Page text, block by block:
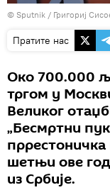
© Sputnik / Григориј
Пратите нас
Око 700.000
тргом у
Великог
„Бесмртни
шетњи ове
из Србије.